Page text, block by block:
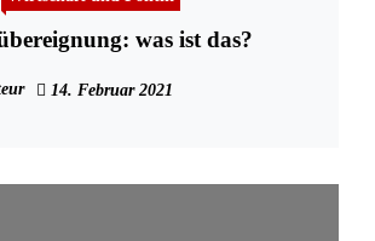
was ist das?
14. Februar 2021